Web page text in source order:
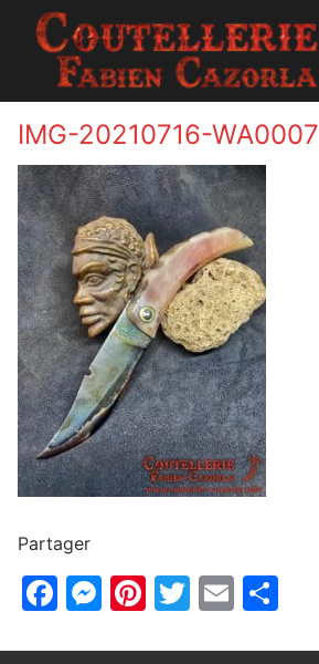
IMG-20210716-WA0007
Partager
Facebook
Messenger
Pinterest
Twitter
Email